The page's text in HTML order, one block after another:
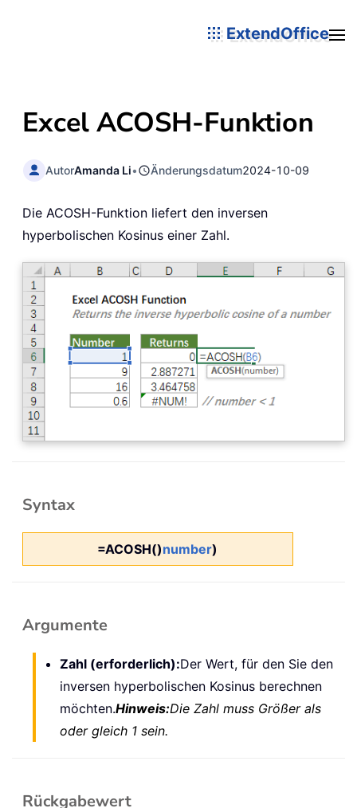
ExtendOffice
Excel ACOSH-Funktion
AutorAmanda Li• Änderungsdatum2024-10-09
Die ACOSH-Funktion liefert den inversen
hyperbolischen Kosinus einer Zahl.
Syntax
=ACOSH()number)
Argumente
Zahl (erforderlich):Der Wert, für den Sie den
inversen hyperbolischen Kosinus berechnen
möchten.Hinweis:Die Zahl muss Größer als
oder gleich 1 sein.
Rückgabewert